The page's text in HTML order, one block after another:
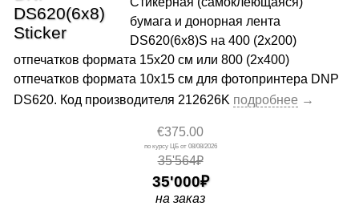
бумага и донорная лента
DS620(6x8)S на 400 (2х200)
отпечатков формата 15x20 см или 800 (2х400)
отпечатков формата 10x15 см для фотопринтера DNP
DS620. Код производителя 212626K
€375.00
08/08/2026
35'564₽
35'000
на заказ